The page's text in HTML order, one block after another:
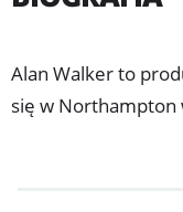
Alan Walker to
się w Northampton
z